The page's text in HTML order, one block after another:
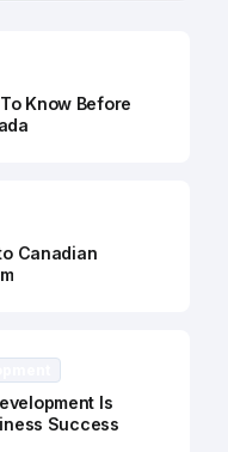
Know Before
Canadian
Is
Success